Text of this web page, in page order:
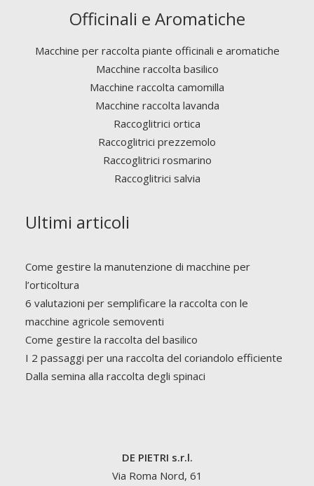
Officinali e Aromatiche
Macchine per raccolta piante officinali e aromatiche
Macchine raccolta basilico
Macchine raccolta camomilla
Macchine raccolta lavanda
Raccoglitrici ortica
Raccoglitrici prezzemolo
Raccoglitrici rosmarino
Raccoglitrici salvia
Ultimi articoli
Come gestire la manutenzione di macchine per
l’orticoltura
6 valutazioni per semplificare la raccolta con le
macchine agricole semoventi
Come gestire la raccolta del basilico
I 2 passaggi per una raccolta del coriandolo efficiente
Dalla semina alla raccolta degli spinaci
DE PIETRI s.r.l.
Via Roma Nord, 61